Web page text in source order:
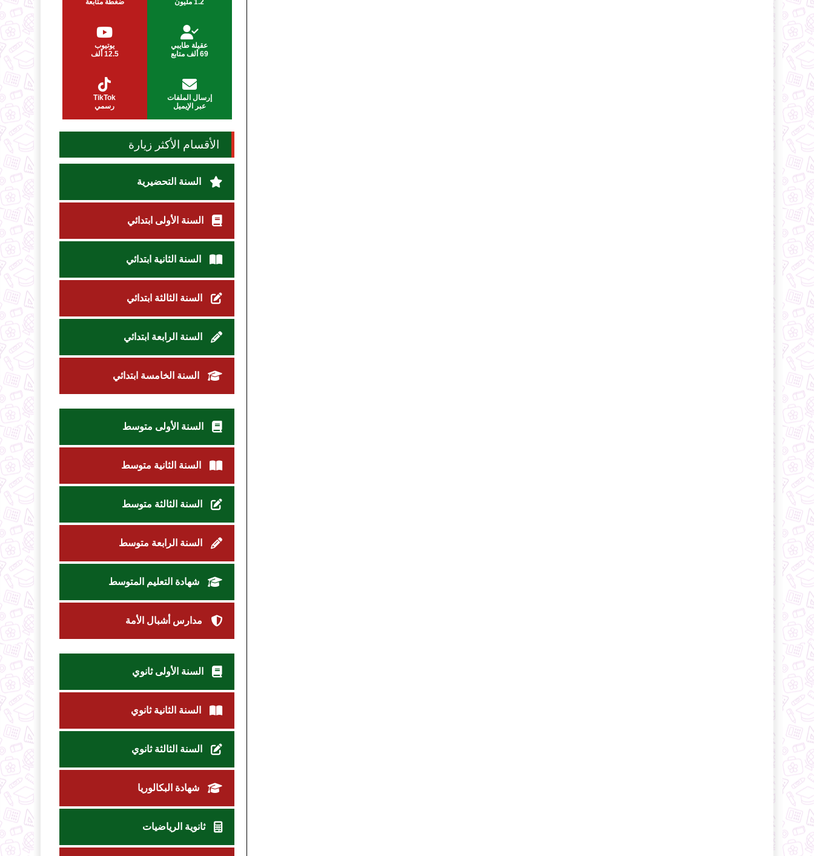
عقيلة طايبي
69 ألف متابع
يوتيوب
12.5 ألف
إرسال الملفات
عبر الإيميل
TikTok
رسمي
الأقسام الأكثر زيارة
السنة التحضيرية
السنة الأولى ابتدائي
السنة الثانية ابتدائي
السنة الثالثة ابتدائي
السنة الرابعة ابتدائي
السنة الخامسة ابتدائي
السنة الأولى متوسط
السنة الثانية متوسط
السنة الثالثة متوسط
السنة الرابعة متوسط
شهادة التعليم المتوسط
مدارس أشبال الأمة
السنة الأولى ثانوي
السنة الثانية ثانوي
السنة الثالثة ثانوي
شهادة البكالوريا
ثانوية الرياضيات